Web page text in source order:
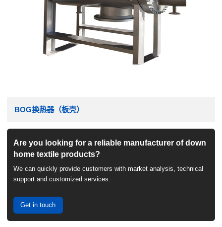
BOG换热器（板壳）
Are you looking for a reliable manufacturer of down
home textile products?
We can quickly provide customers with market analysis, technical
support and customized services.
Get in touch